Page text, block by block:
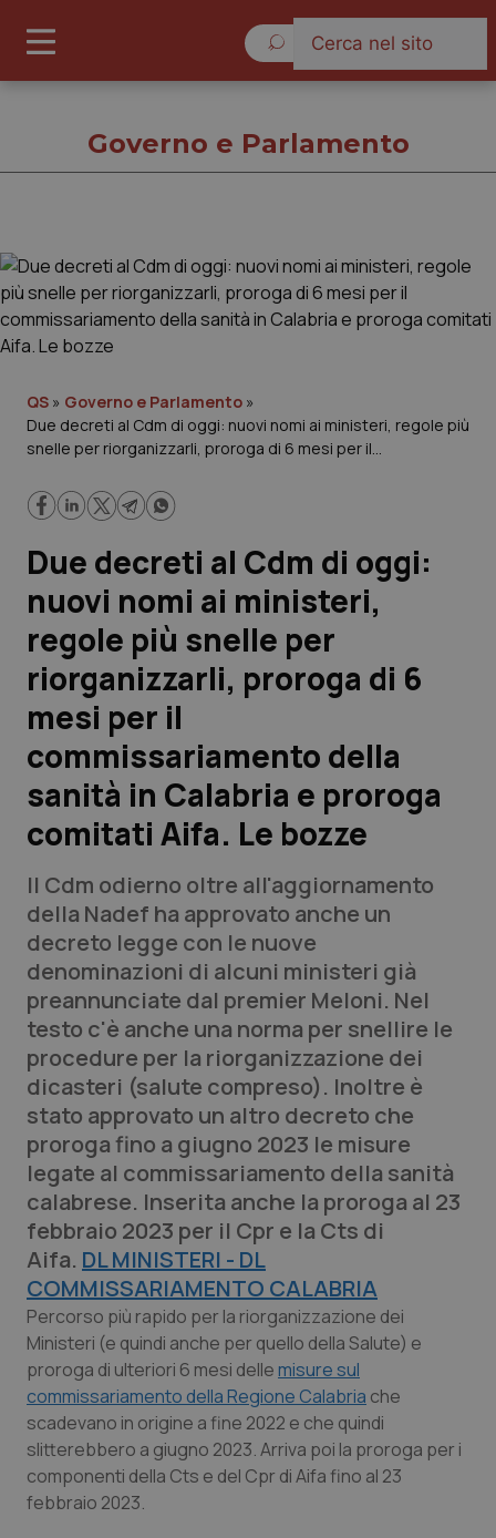
Cronache
Regioni e Asl
Lavoro e Professioni
Scienza e Farmaci
Studi e Analisi
Lettere al direttore
Edizioni Regionali
QS Pro
Professionisti Sanitari.AI
Abruzzo
Basilicata
Calabria
Campania
Emilia-Romagna
Friuli Venezia Giulia
Lazio
Liguria
Lombardia
Marche
Molise
QS Pro Gold
Artrite & artrosi
Asma & BPCO
Car-T
Colesterolo & coronaropatie
Dermatite Atopica
Diabete & glucometri
Disturbi dell’umore
Dolore
Donna & Salute
Epatiti
QS Club Newsletter
Governo e Parlamento
QS » Governo e Parlamento »
Due decreti al Cdm di oggi: nuovi nomi ai ministeri, regole più
snelle per riorganizzarli, proroga di 6 mesi per il
comitati Aifa. Le bozze
Due decreti al Cdm di oggi:
nuovi nomi ai ministeri,
regole più snelle per
riorganizzarli, proroga di 6
mesi per il
commissariamento della
sanità in Calabria e proroga
comitati Aifa. Le bozze
Il Cdm odierno oltre all'aggiornamento
della Nadef ha approvato anche un
decreto legge con le nuove
denominazioni di alcuni ministeri già
preannunciate dal premier Meloni. Nel
testo c'è anche una norma per snellire le
procedure per la riorganizzazione dei
dicasteri (salute compreso). Inoltre è
stato approvato un altro decreto che
proroga fino a giugno 2023 le misure
legate al commissariamento della sanità
calabrese. Inserita anche la proroga al 23
febbraio 2023 per il Cpr e la Cts di
Aifa. DL MINISTERI - DL
COMMISSARIAMENTO CALABRIA
Percorso più rapido per la riorganizzazione dei
Ministeri (e quindi anche per quello della Salute) e
proroga di ulteriori 6 mesi dellemisure sul
commissariamento della Regione Calabria che
scadevano in origine a fine 2022 e che quindi
slitterebbero a giugno 2023. Arriva poi la proroga per i
componenti della Cts e del Cpr di Aifa fino al 23
febbraio 2023.